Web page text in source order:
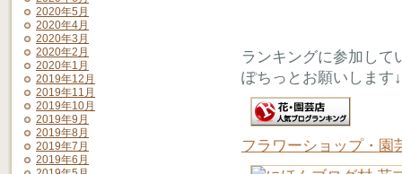
2020年5月
2020年4月
2020年3月
2020年2月
2020年1月
2019年12月
2019年11月
2019年10月
2019年9月
2019年8月
2019年7月
2019年6月
ランキングに参加して
ぽちっとお願いします↓
フラワーショップ・園